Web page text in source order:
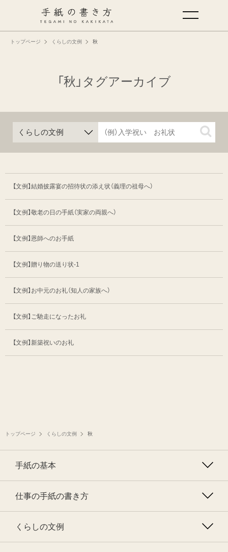
トップページ くらしの文例 秋
「秋」タグアーカイブ
【文例】結婚披露宴の招待状の添え状（義理の祖母へ）
【文例】敬老の日の手紙（実家の両親へ）
【文例】恩師へのお手紙
【文例】贈り物の送り状-1
【文例】お中元のお礼（知人の家族へ）
【文例】ご馳走になったお礼
【文例】新築祝いのお礼
トップページ くらしの文例 秋
手紙の基本
仕事の手紙の書き方
くらしの文例
手紙の基本
仕事の手紙の書き方
特集
ミドリオフィシャルサイト